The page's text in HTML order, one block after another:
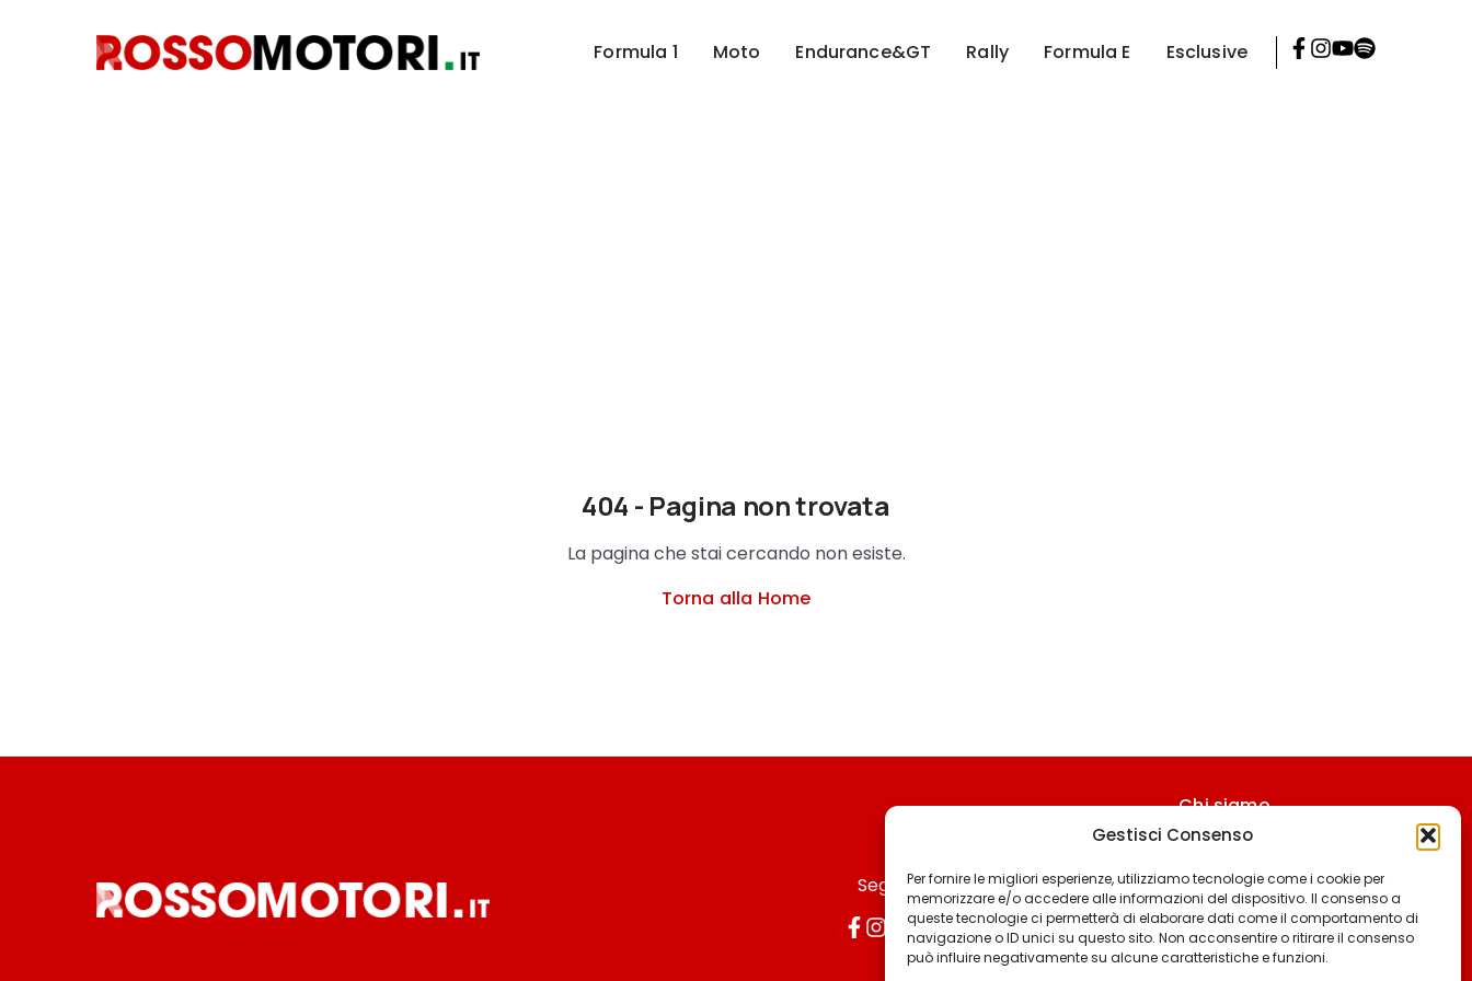
Gestisci Consenso
Per fornire le migliori esperienze, utilizziamo tecnologie come i cookie per
memorizzare e/o accedere alle informazioni del dispositivo. Il consenso a
queste tecnologie ci permetterà di elaborare dati come il comportamento di
navigazione o ID unici su questo sito. Non acconsentire o ritirare il consenso
può influire negativamente su alcune caratteristiche e funzioni.
Formula 1 Moto Endurance&GT Rally Formula E Esclusive
404 - Pagina non trovata
La pagina che stai cercando non esiste.
Torna alla Home
Seguici
Chi siamo
Contattaci
Termini & Condizioni
Cookie policy
Privacy policy